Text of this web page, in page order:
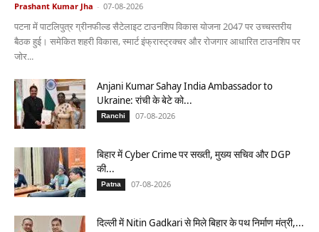
Prashant Kumar Jha - 07-08-2026
पटना में पाटलिपुत्र ग्रीनफील्ड सैटेलाइट टाउनशिप विकास योजना 2047 पर उच्चस्तरीय
बैठक हुई। समेकित शहरी विकास, स्मार्ट इंफ्रास्ट्रक्चर और रोजगार आधारित टाउनशिप पर
जोर...
Anjani Kumar Sahay India Ambassador to
Ukraine: रांची के बेटे को...
Ranchi 07-08-2026
बिहार में Cyber Crime पर सख्ती, मुख्य सचिव और DGP
की...
Patna 07-08-2026
दिल्ली में Nitin Gadkari से मिले बिहार के पथ निर्माण मंत्री,...